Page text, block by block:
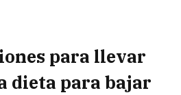
para llevar
dieta para bajar